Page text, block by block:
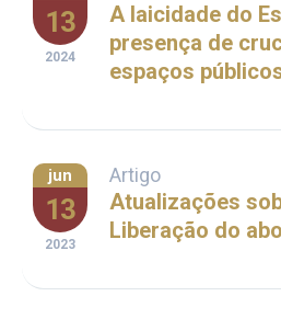
13
2024
A laicidade do
presença de
espaços
jun
13
2023
Artigo
Atualizações
Liberação do